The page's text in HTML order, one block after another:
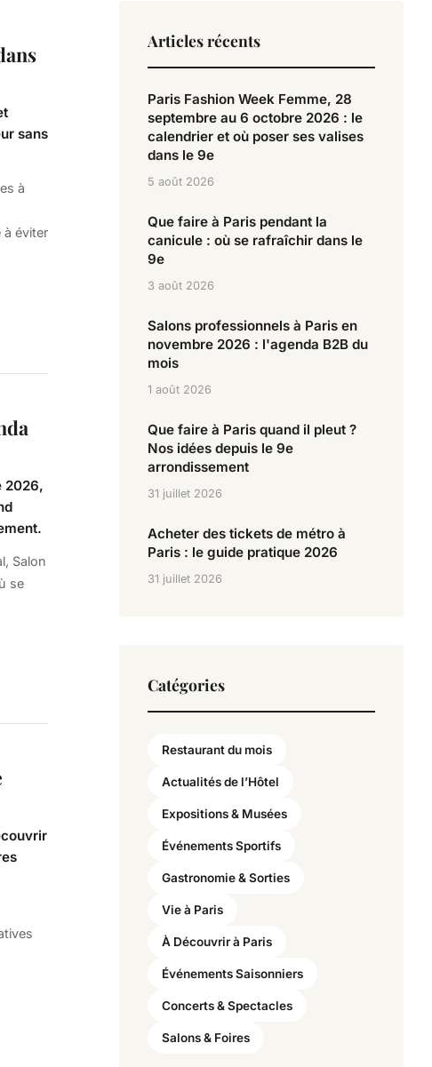
sans
à
à éviter
2026,
Salon
se
Articles récents
Paris Fashion Week Femme, 28
septembre au 6 octobre 2026 : le
calendrier et où poser ses valises
dans le 9e
5 août 2026
Que faire à Paris pendant la
canicule : où se rafraîchir dans le
9e
3 août 2026
Salons professionnels à Paris en
novembre 2026 : l'agenda B2B du
mois
1 août 2026
Que faire à Paris quand il pleut ?
Nos idées depuis le 9e
arrondissement
31 juillet 2026
Acheter des tickets de métro à
Paris : le guide pratique 2026
31 juillet 2026
Catégories
Restaurant du mois
Actualités de l’Hôtel
Expositions & Musées
Événements Sportifs
Gastronomie & Sorties
Vie à Paris
À Découvrir à Paris
Événements Saisonniers
Concerts & Spectacles
Salons & Foires